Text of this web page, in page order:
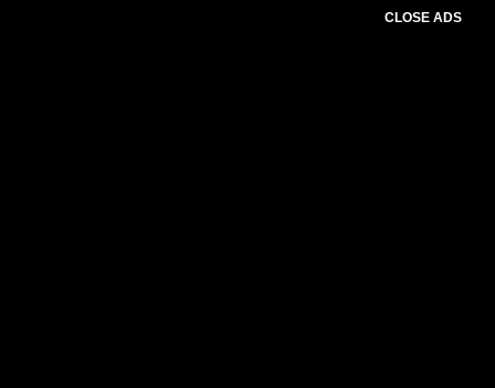
CLOSE ADS